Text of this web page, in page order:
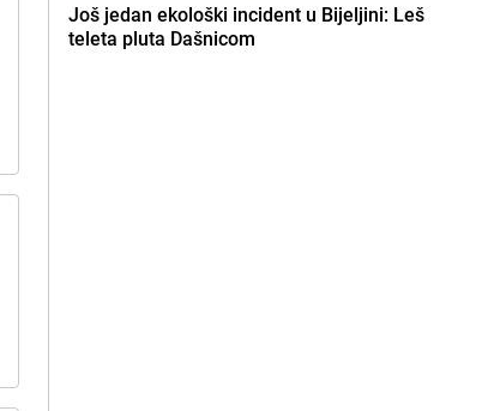
Još jedan ekološki incident u Bijeljini: Leš
teleta pluta Dašnicom